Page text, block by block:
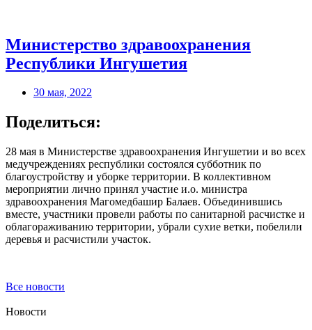
Министерство здравоохранения
Республики Ингушетия
30 мая, 2022
Поделиться:
28 мая в Министерстве здравоохранения Ингушетии и во всех
медучреждениях республики состоялся субботник по
благоустройству и уборке территории. В коллективном
мероприятии лично принял участие и.о. министра
здравоохранения Магомедбашир Балаев. Объединившись
вместе, участники провели работы по санитарной расчистке и
облагораживанию территории, убрали сухие ветки, побелили
деревья и расчистили участок.
Все новости
Новости